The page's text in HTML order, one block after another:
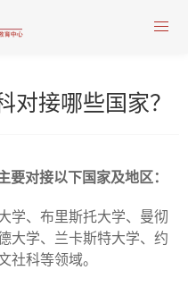
对接哪些国家？
对接以下国家及地区：
学、布里斯托大学、曼彻
大学、兰卡斯特大学、约
社科等领域。